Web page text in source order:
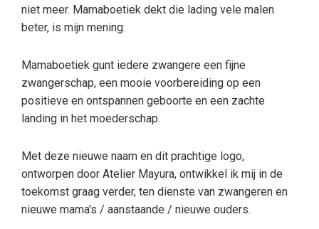
niet meer. Mamaboetiek dekt die lading vele malen
beter, is mijn mening.
Mamaboetiek gunt iedere zwangere een fijne
zwangerschap, een mooie voorbereiding op een
positieve en ontspannen geboorte en een zachte
landing in het moederschap.
Met deze nieuwe naam en dit prachtige logo,
ontworpen door Atelier Mayura, ontwikkel ik mij in de
toekomst graag verder, ten dienste van zwangeren en
nieuwe mama's / aanstaande / nieuwe ouders.